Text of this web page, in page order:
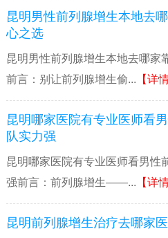
昆明男性前列腺增生本地去
心之选
昆明男性前列腺增生本地去哪家
前言：别让前列腺增生偷... 【详
昆明哪家医院有专业医师看
队实力强
昆明哪家医院有专业医师看男性
强前言：前列腺增生——... 【详
昆明前列腺增生治疗去哪家